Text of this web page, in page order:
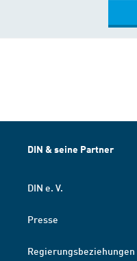
DIN & seine Partner
DIN e. V.
Presse
Regierungsbeziehungen